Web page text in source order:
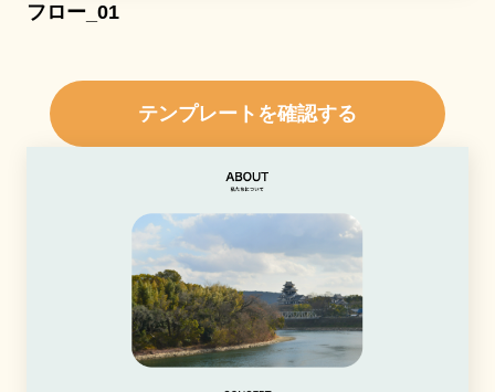
フロー_01
テンプレートを確認する